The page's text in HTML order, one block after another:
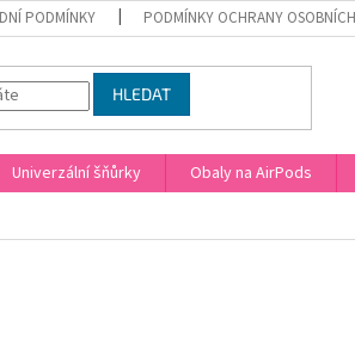
PODMÍNKY PODMÍNKY OCHRANY OSOBNÍCH
HLEDAT
Univerzální šňůrky Obaly na AirPods